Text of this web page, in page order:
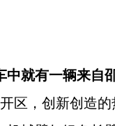
中就有一辆来自
区，创新创造